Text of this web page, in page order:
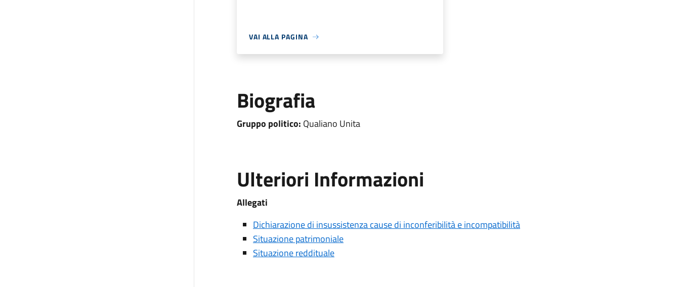
VAI ALLA PAGINA
Biografia
Gruppo politico: Qualiano Unita
Ulteriori Informazioni
Allegati
Dichiarazione di insussistenza cause di inconferibilità e incompatibilità
Situazione patrimoniale
Situazione reddituale